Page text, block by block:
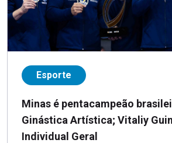
Esporte
Minas é pentacampeão
Ginástica Artística; Vitaliy
Individual Geral